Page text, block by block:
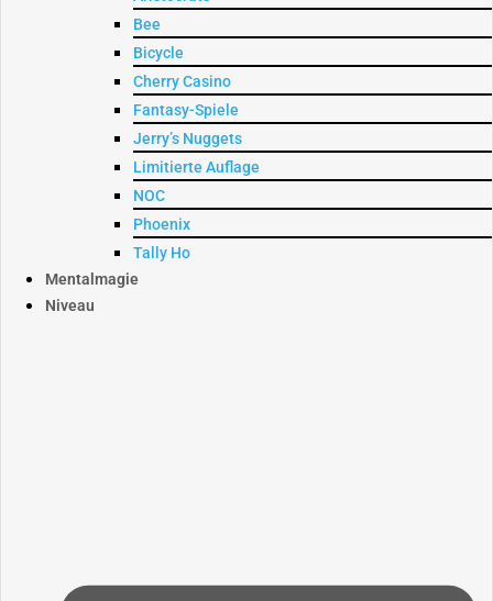
Bee
Bicycle
Cherry Casino
Fantasy-Spiele
Jerry’s Nuggets
Limitierte Auflage
NOC
Phoenix
Tally Ho
Mentalmagie
Niveau